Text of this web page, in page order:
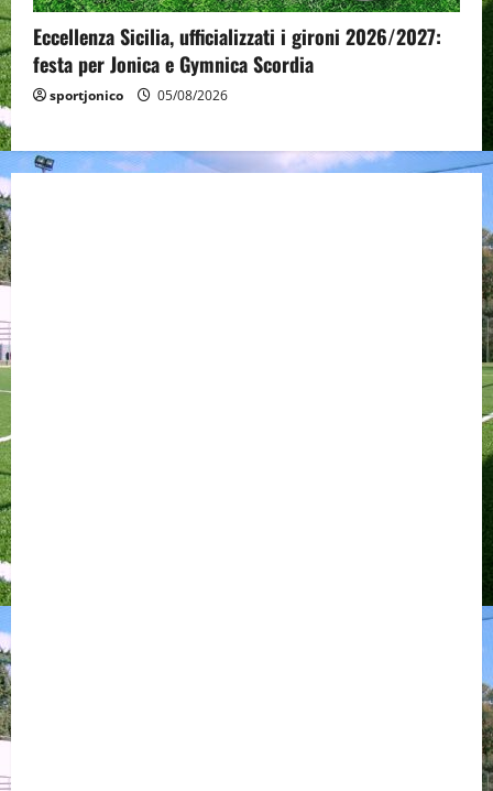
Eccellenza Sicilia, ufficializzati i gironi 2026/2027:
festa per Jonica e Gymnica Scordia
sportjonico 05/08/2026